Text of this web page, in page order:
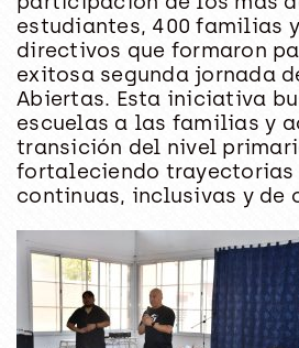
estudiantes, 400 familias
directivos que formaron
exitosa segunda jornada
Abiertas. Esta iniciativa
escuelas a las familias y
transición del nivel
fortaleciendo trayectorias
continuas, inclusivas y de